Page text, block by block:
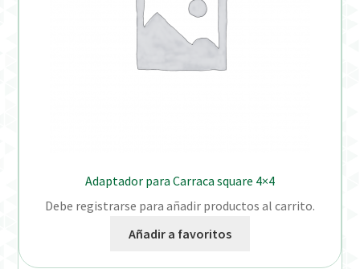
Adaptador para Carraca square 4×4
Debe registrarse para añadir productos al carrito.
Añadir a favoritos